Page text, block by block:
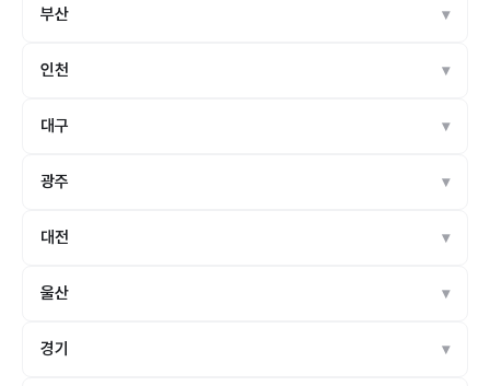
부산
인천
대구
광주
대전
울산
경기